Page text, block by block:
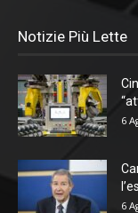
Notizie Più Lette
6
6